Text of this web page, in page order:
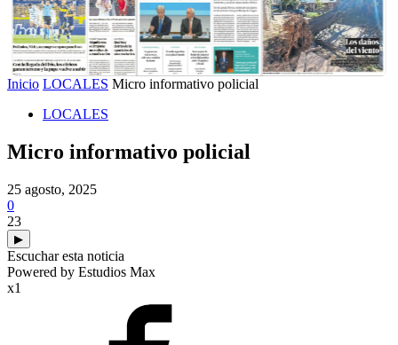
Inicio LOCALES Micro informativo policial
LOCALES
Micro informativo policial
25 agosto, 2025
0
23
▶
Escuchar esta noticia
Powered by Estudios Max
x1